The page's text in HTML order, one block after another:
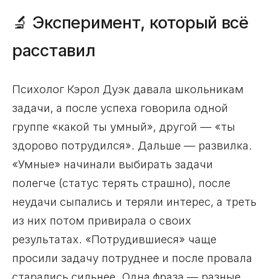
🔬 Эксперимент, который всё
расставил
Психолог Кэрол Дуэк давала школьникам
задачи, а после успеха говорила одной
группе «какой ты умный», другой — «ты
здорово потрудился». Дальше — развилка.
«Умные» начинали выбирать задачи
полегче (статус терять страшно), после
неудачи сыпались и теряли интерес, а треть
из них потом привирала о своих
результатах. «Потрудившиеся» чаще
просили задачу потруднее и после провала